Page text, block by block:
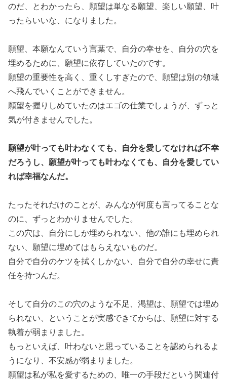
のだ、とわかったら、願望は単なる願望、楽しい願望、叶
ったらいいな、になりました。
願望、本願なんていう言葉で、自分の幸せを、自分の穴を
埋めるために、願望に依存していたのです。
願望の重要性を高く、重くしすぎたので、願望は別の領域
へ飛んでいくことができません。
願望を握りしめていたのはエゴの仕業でしょうが、ずっと
気が付きませんでした。
願望が叶っても叶わなくても、自分を愛してなければ不幸
だろうし、願望が叶っても叶わなくても、自分を愛してい
れば幸福なんだ。
たったそれだけのことが、みんなが何度も言ってることな
のに、ずっとわかりませんでした。
この穴は、自分にしか埋められない、他の誰にも埋められ
ない、願望に埋めてはもらえないものだ。
自分で自分のケツを拭くしかない、自分で自分の幸せに責
任を持つんだ。
そして自分のこの穴のような不足、渇望は、願望では埋め
られない、ということが実感できてからは、願望に対する
執着が弱まりました。
もっといえば、叶わないと思っていることを認められるよ
うになり、不安感が弱まりました。
願望は私が私を愛するための、唯一の手段だという関連付